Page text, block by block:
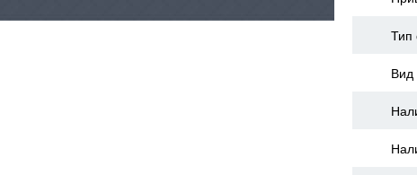
Тип
Вид